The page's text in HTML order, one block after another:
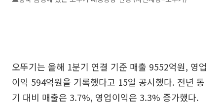
오뚜기는 올해 1분기 연결 기준 매출 9552억원, 영업
이익 594억원을 기록했다고 15일 공시했다. 전년 동
기 대비 매출은 3.7%, 영업이익은 3.3% 증가했다.